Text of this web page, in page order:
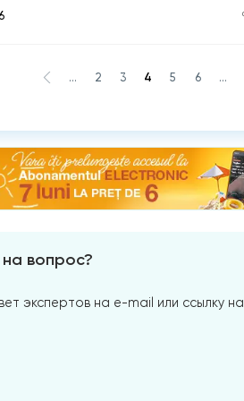
... 2 3 4 5 6 ...
вопрос?
экспертов на e-mail или ссылку на